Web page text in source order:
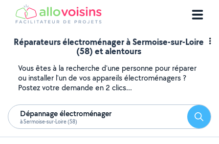
Réparateurs électroménager à Sermoise-sur-Loire
(58) et alentours
Vous êtes à la recherche d'une personne pour réparer
ou installer l'un de vos appareils électroménagers ?
Postez votre demande en 2 clics...
Dépannage électroménager
à Sermoise-sur-Loire (58)